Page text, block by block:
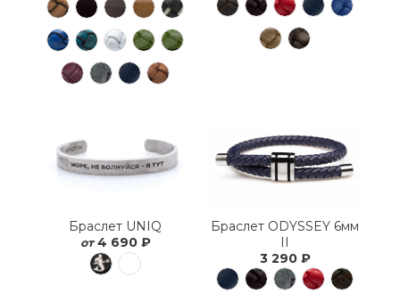
Браслет UNIQ
от 4 690 ₽
Браслет ODYSSEY 6мм
II
3 290 ₽